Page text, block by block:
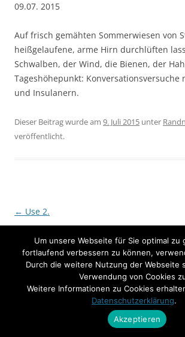
09.07. 2015
Auf frisch gemähten Sommerwiesen von
heißgelaufene, arme Hirn durchlüften
Schwalben, der Wind, die Bienen, der
Tageshöhepunkt: Konversationsversuche
und Insulanern.
Dieser Beitrag wurde am 9. Juli 2015 unter
veröffentlicht.
Beitrags-
Navigation
← Use 2.
Um unsere Webseite für Sie optimal zu
fortlaufend verbessern zu können,
Durch die weitere Nutzung der Webseite
Verwendung von Cookies
Weitere Informationen zu Cookies
Datenschutzerklärung.
Akzeptieren